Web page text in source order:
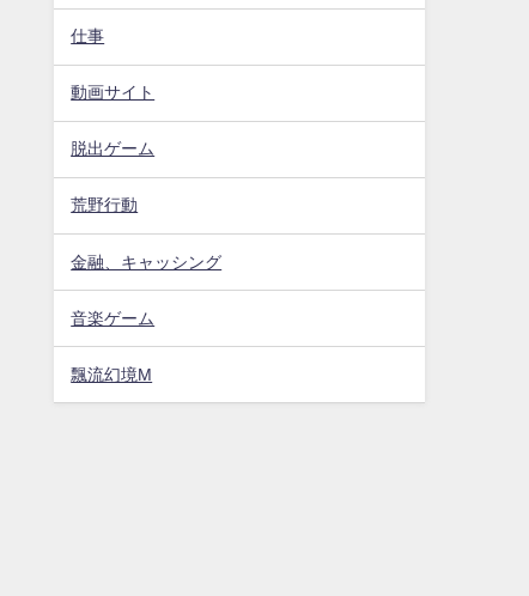
仕事
動画サイト
脱出ゲーム
荒野行動
金融、キャッシング
音楽ゲーム
飄流幻境M